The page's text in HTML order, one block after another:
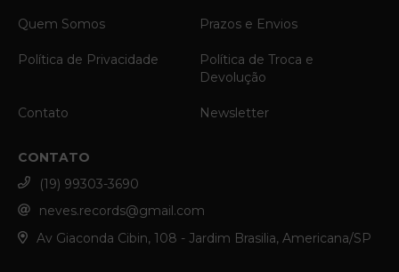
Quem Somos Prazos e Envios
Política de Privacidade
Política de Troca e
Devolução
Contato Newsletter
CONTATO
(19) 99303-3690
neves.records@gmail.com
Av Giaconda Cibin, 108 - Jardim Brasilia, Americana/SP